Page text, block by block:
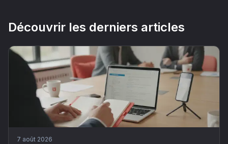
Découvrir les derniers articles
7 août 2026